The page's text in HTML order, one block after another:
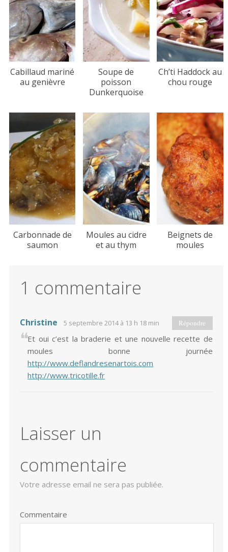
Cabillaud mariné
au genièvre
Soupe de
poisson
Dunkerquoise
Ch’ti Haddock au
chou rouge
Carbonnade de
saumon
Moules au cidre
et au thym
Beignets de
moules
1 commentaire
Christine 5 septembre 2014 à 13 h 18 min
Et oui c’est la braderie et une nouvelle recette de
moules bonne journée
http://www.deflandresenartois.com
http://www.tricotille.fr
Répondre
Laisser un
commentaire
Votre adresse email ne sera pas publiée.
Commentaire